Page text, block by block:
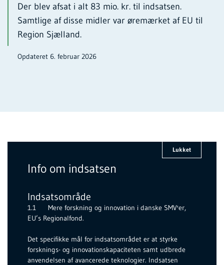
Der blev afsat i alt 83 mio. kr. til indsatsen.
Samtlige af disse midler var øremærket af EU til
Region Sjælland.
Opdateret 6. februar 2026
Lukket
Info om indsatsen
Indsatsområde
1.1 Mere forskning og innovation i danske SMV'er,
EU’s Regionalfond.
Det specifikke mål for indsatsområdet er at styrke
forsknings- og innovationskapaciteten samt udbrede
anvendelsen af avancerede teknologier. Indsatsen